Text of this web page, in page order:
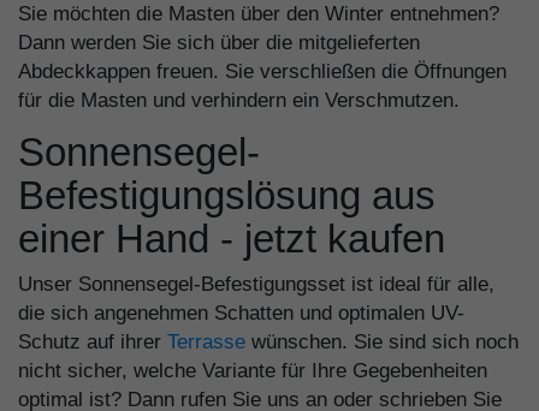
Sie möchten die Masten über den Winter entnehmen?
Dann werden Sie sich über die mitgelieferten
Abdeckkappen freuen. Sie verschließen die Öffnungen
für die Masten und verhindern ein Verschmutzen.
Sonnensegel-
Befestigungslösung aus
einer Hand - jetzt kaufen
Unser Sonnensegel-Befestigungsset ist ideal für alle,
die sich angenehmen Schatten und optimalen UV-
Schutz auf ihrer Terrasse wünschen. Sie sind sich noch
nicht sicher, welche Variante für Ihre Gegebenheiten
optimal ist? Dann rufen Sie uns an oder schrieben Sie